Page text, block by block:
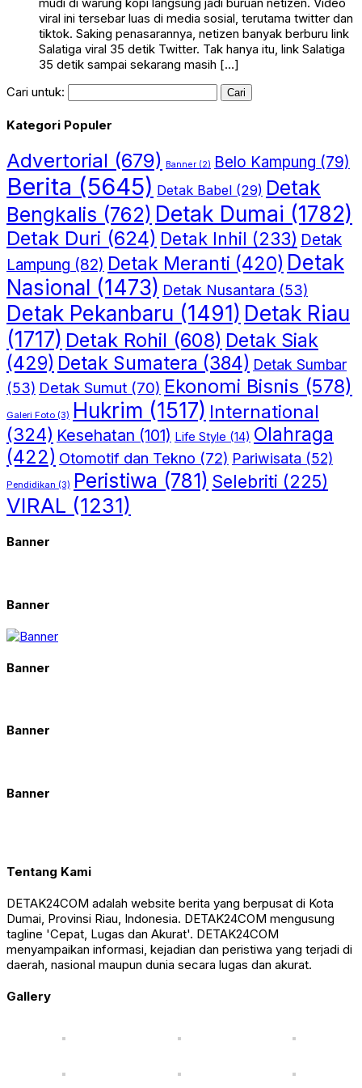
viral ini tersebar luas di media sosial, terutama twitter dan
tiktok. Saking penasarannya, netizen banyak berburu link
Salatiga viral 35 detik Twitter. Tak hanya itu, link Salatiga
35 detik sampai sekarang masih […]
Cari untuk:
Kategori Populer
Advertorial (679) Banner (2) Belo Kampung (79)
Berita (5645) Detak Babel (29) Detak
Bengkalis (762) Detak Dumai (1782)
Detak Duri (624) Detak Inhil (233) Detak
Lampung (82) Detak Meranti (420) Detak
Nasional (1473) Detak Nusantara (53)
Detak Pekanbaru (1491) Detak Riau
(1717) Detak Rohil (608) Detak Siak
(429) Detak Sumatera (384) Detak Sumbar
(53) Detak Sumut (70) Ekonomi Bisnis (578)
Galeri Foto (3) Hukrim (1517) International
(324) Kesehatan (101) Life Style (14) Olahraga
(422) Otomotif dan Tekno (72) Pariwisata (52)
Pendidikan (3) Peristiwa (781) Selebriti (225)
VIRAL (1231)
Banner
Banner
Banner
Banner
Banner
Tentang Kami
DETAK24COM adalah website berita yang berpusat di Kota
Dumai, Provinsi Riau, Indonesia. DETAK24COM mengusung
tagline 'Cepat, Lugas dan Akurat'. DETAK24COM
menyampaikan informasi, kejadian dan peristiwa yang terjadi di
daerah, nasional maupun dunia secara lugas dan akurat.
Gallery